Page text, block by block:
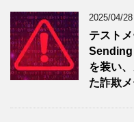
2025/04/28
テスト
Sending
を装い
た詐欺